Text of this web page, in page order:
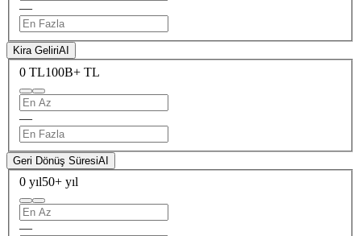
—
Kira GeliriAI
0 TL100B+ TL
—
Geri Dönüş SüresiAI
0 yıl50+ yıl
—